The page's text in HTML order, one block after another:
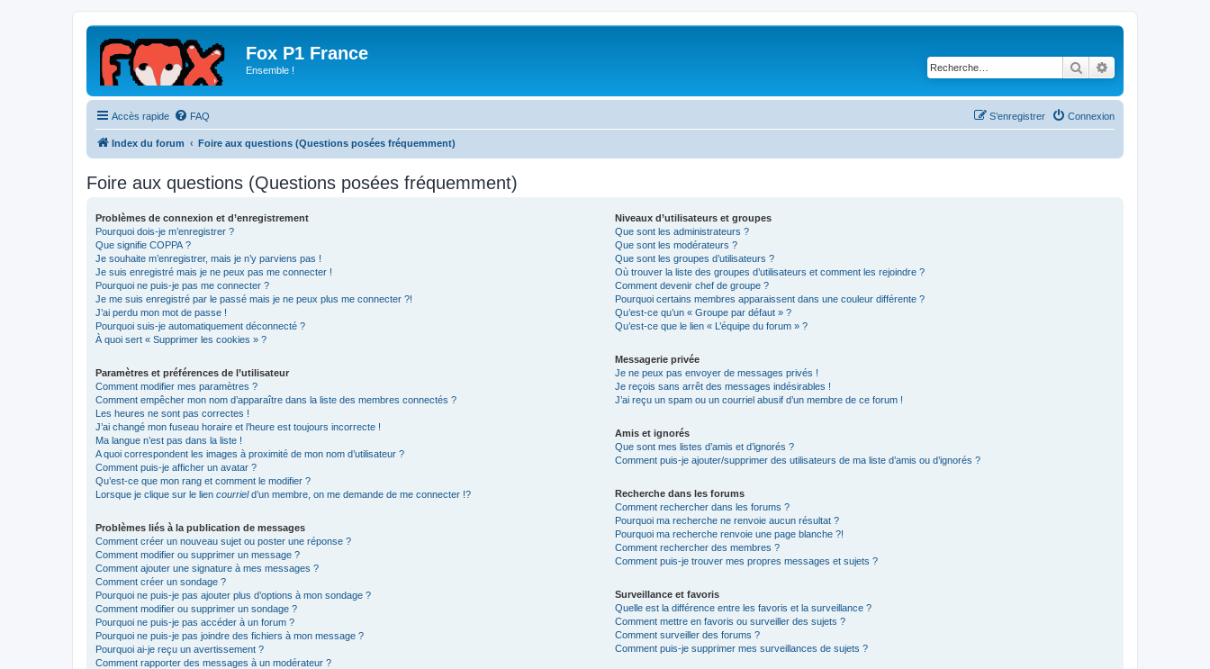
Fox P1 France
Ensemble ! Rechercher
Accès rapide FAQ Connexion
S’enregistrer
Index du forum Foire aux questions (Questions posées fréquemment)
Foire aux questions (Questions posées fréquemment)
Problèmes de connexion et d’enregistrement
Pourquoi dois-je m’enregistrer ?
Que signifie COPPA ?
Je souhaite m’enregistrer, mais je n’y parviens pas !
Je suis enregistré mais je ne peux pas me connecter !
Pourquoi ne puis-je pas me connecter ?
Je me suis enregistré par le passé mais je ne peux plus me connecter ?!
J’ai perdu mon mot de passe !
Pourquoi suis-je automatiquement déconnecté ?
À quoi sert « Supprimer les cookies » ?
Paramètres et préférences de l’utilisateur
Comment modifier mes paramètres ?
Comment empêcher mon nom d’apparaître dans la liste des membres connectés ?
Les heures ne sont pas correctes !
J’ai changé mon fuseau horaire et l’heure est toujours incorrecte !
Ma langue n’est pas dans la liste !
A quoi correspondent les images à proximité de mon nom d’utilisateur ?
Comment puis-je afficher un avatar ?
Qu’est-ce que mon rang et comment le modifier ?
Lorsque je clique sur le lien courrield’un membre, on me demande de me connecter !?
Problèmes liés à la publication de messages
Comment créer un nouveau sujet ou poster une réponse ?
Comment modifier ou supprimer un message ?
Comment ajouter une signature à mes messages ?
Comment créer un sondage ?
Pourquoi ne puis-je pas ajouter plus d’options à mon sondage ?
Comment modifier ou supprimer un sondage ?
Pourquoi ne puis-je pas accéder à un forum ?
Pourquoi ne puis-je pas joindre des fichiers à mon message ?
Pourquoi ai-je reçu un avertissement ?
Comment rapporter des messages à un modérateur ?
Niveaux d’utilisateurs et groupes
Que sont les administrateurs ?
Que sont les modérateurs ?
Que sont les groupes d’utilisateurs ?
Où trouver la liste des groupes d’utilisateurs et comment les rejoindre ?
Comment devenir chef de groupe ?
Pourquoi certains membres apparaissent dans une couleur différente ?
Qu’est-ce qu’un « Groupe par défaut » ?
Qu’est-ce que le lien « L’équipe du forum » ?
Messagerie privée
Je ne peux pas envoyer de messages privés !
Je reçois sans arrêt des messages indésirables !
J’ai reçu un spam ou un courriel abusif d’un membre de ce forum !
Amis et ignorés
Que sont mes listes d’amis et d’ignorés ?
Comment puis-je ajouter/supprimer des utilisateurs de ma liste d’amis ou d’ignorés ?
Recherche dans les forums
Comment rechercher dans les forums ?
Pourquoi ma recherche ne renvoie aucun résultat ?
Pourquoi ma recherche renvoie une page blanche ?!
Comment rechercher des membres ?
Comment puis-je trouver mes propres messages et sujets ?
Surveillance et favoris
Quelle est la différence entre les favoris et la surveillance ?
Comment mettre en favoris ou surveiller des sujets ?
Comment surveiller des forums ?
Comment puis-je supprimer mes surveillances de sujets ?